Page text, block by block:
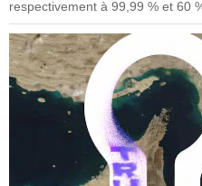
respectivement à 99,99 % et 60